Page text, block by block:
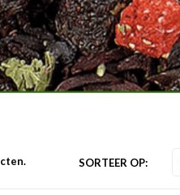
SORTEER OP: